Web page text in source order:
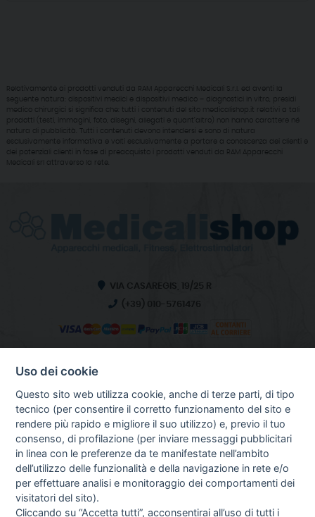
Relativamente ai prodotti venduti da RAM Apparecchi Medicali S.r.l. ed aventi la
seguente natura: dispositivi medici e dispositivi medico – diagnostici in vitro, presidi
medico chirurgici si significa che: tutti i contenuti del sito medicalishop.it relativi a tali
prodotti (testi, immagini, foto, disegni, allegati e quant’altro) non hanno carattere né
natura di pubblicità. Tutti i contenuti devono intendersi e sono di natura
esclusivamente informativa e volti esclusivamente a portare a conoscenza dei clienti e
dei potenziali clienti in fase di preacquisto i prodotti venduti da RAM Apparecchi
Medicali srl attraverso la rete.
VIA CASAREGIS, 19/25 R
(+39) 010-5761476
HOME
CHI SIAMO
NOTIZIE
CONTATTI
GUIDA AGLI ACQUISTI
PROCEDURA DI ACQUISTO
PAGAMENTI
Uso dei cookie
Questo sito web utilizza cookie, anche di terze parti, di tipo
tecnico (per consentire il corretto funzionamento del sito e
rendere più rapido e migliore il suo utilizzo) e, previo il tuo
consenso, di profilazione (per inviare messaggi pubblicitari
in linea con le preferenze da te manifestate nell’ambito
dell’utilizzo delle funzionalità e della navigazione in rete e/o
per effettuare analisi e monitoraggio dei comportamenti dei
visitatori del sito).
Cliccando su “Accetta tutti”, acconsentirai all’uso di tutti i